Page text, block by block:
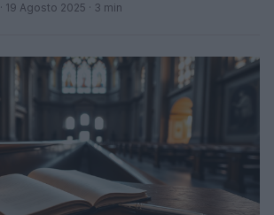
· 19 Agosto 2025 · 3 min